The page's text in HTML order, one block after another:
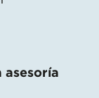
asesoría